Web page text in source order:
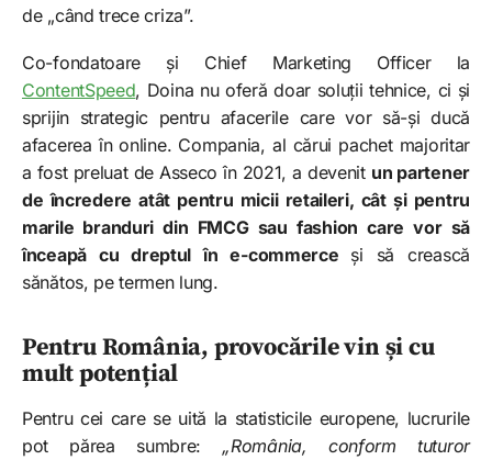
de „când trece criza”.
Co-fondatoare și Chief Marketing Officer la
ContentSpeed, Doina nu oferă doar soluții tehnice, ci și
sprijin strategic pentru afacerile care vor să-și ducă
afacerea în online. Compania, al cărui pachet majoritar
a fost preluat de Asseco în 2021, a devenit un partener
de încredere atât pentru micii retaileri, cât și pentru
marile branduri din FMCG sau fashion care vor să
înceapă cu dreptul în e-commerce și să crească
sănătos, pe termen lung.
Pentru România, provocările vin și cu
mult potențial
Pentru cei care se uită la statisticile europene, lucrurile
pot părea sumbre: „România, conform tuturor